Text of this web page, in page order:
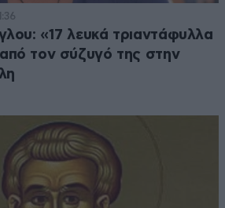
«17 λευκά τριαντάφυλλα
τον σύζυγό της στην